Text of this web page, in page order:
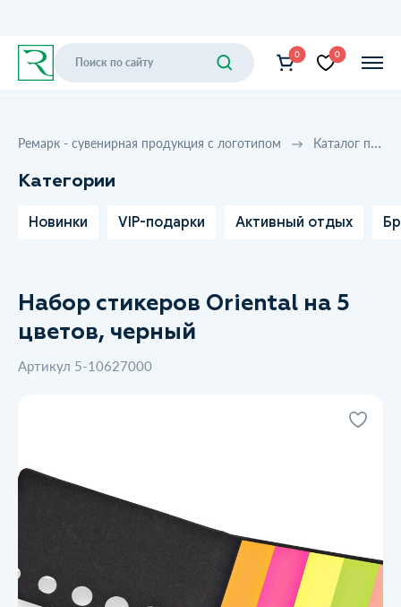
0 0
Ремарк - сувенирная продукция с логотипом Каталог продукции
Категории
Новинки VIP-подарки Активный отдых
Набор стикеров Oriental на 5
цветов, черный
Артикул 5-10627000